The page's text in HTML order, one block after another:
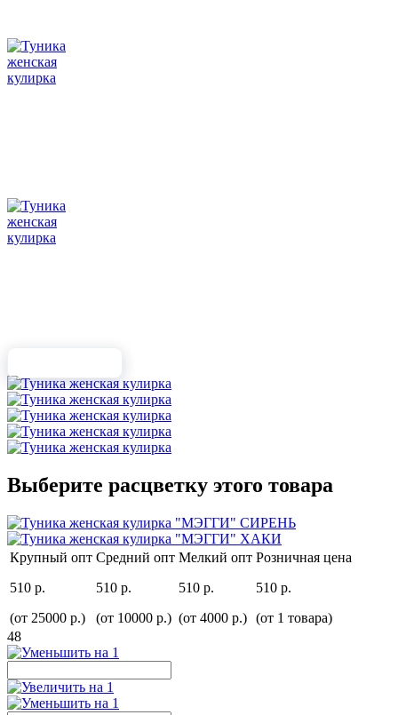
Выберите расцветку этого товара
Крупный опт
510 р.
(от 25000 р.)
Средний опт
510 р.
(от 10000 р.)
Мелкий опт
510 р.
(от 4000 р.)
Розничная цена
510 р.
(от 1 товара)
48